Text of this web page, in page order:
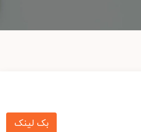
بک لینک